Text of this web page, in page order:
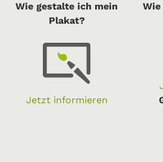
Wie gestalte ich mein
Plakat?
Jetzt informieren